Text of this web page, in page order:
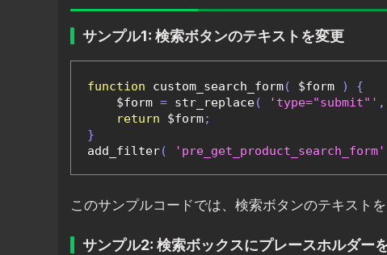
サンプル1: 検索ボタンのテキストを変更
function custom_search_form( $form )
{
    $form
= str_replace( 'type="submit"' ,
return $form;
}
add_filter( 'pre_get_product_search_form'
このサンプルコードでは、検索ボタンのテキスト
サンプル2: 検索ボックスにプレースホルダー